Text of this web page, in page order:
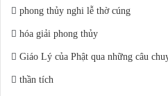
phong thủy nghi lễ thờ cúng
hóa giải phong thủy
Giáo Lý của Phật qua những câu
thần tích